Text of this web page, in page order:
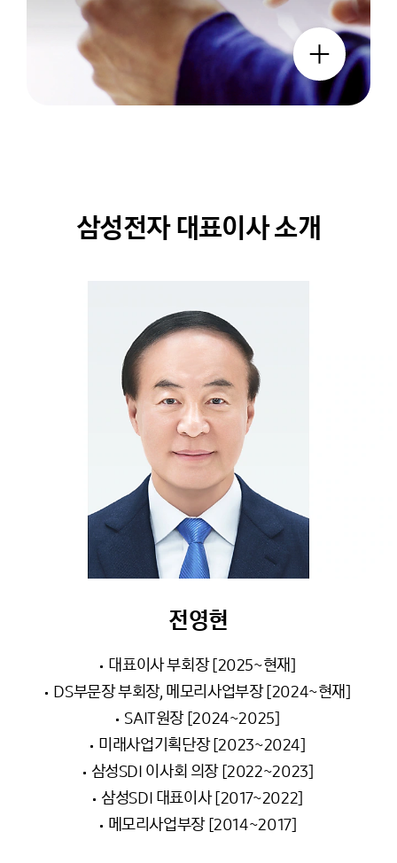
삼성전자 대표이사 소개
전영현
대표이사 부회장 [2025~현재]
DS부문장 부회장, 메모리사업부장 [2024~현재]
SAIT원장 [2024~2025]
미래사업기획단장 [2023~2024]
삼성SDI 이사회 의장 [2022~2023]
삼성SDI 대표이사 [2017~2022]
메모리사업부장 [2014~2017]